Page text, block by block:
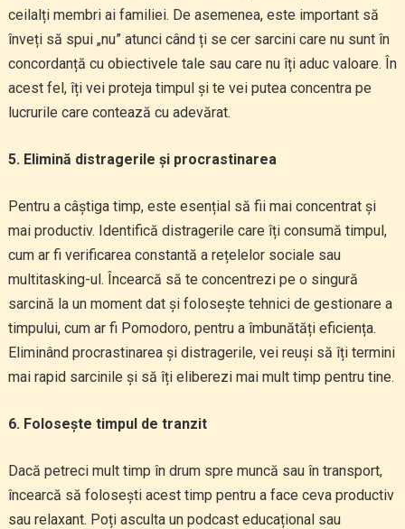
ceilalți membri ai familiei. De asemenea, este important să
înveți să spui „nu” atunci când ți se cer sarcini care nu sunt în
concordanță cu obiectivele tale sau care nu îți aduc valoare. În
acest fel, îți vei proteja timpul și te vei putea concentra pe
lucrurile care contează cu adevărat.
5. Elimină distragerile și procrastinarea
Pentru a câștiga timp, este esențial să fii mai concentrat și
mai productiv. Identifică distragerile care îți consumă timpul,
cum ar fi verificarea constantă a rețelelor sociale sau
multitasking-ul. Încearcă să te concentrezi pe o singură
sarcină la un moment dat și folosește tehnici de gestionare a
timpului, cum ar fi Pomodoro, pentru a îmbunătăți eficiența.
Eliminând procrastinarea și distragerile, vei reuși să îți termini
mai rapid sarcinile și să îți eliberezi mai mult timp pentru tine.
6. Folosește timpul de tranzit
Dacă petreci mult timp în drum spre muncă sau în transport,
încearcă să folosești acest timp pentru a face ceva productiv
sau relaxant. Poți asculta un podcast educațional sau